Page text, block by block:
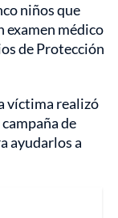
niños que
examen médico
de Protección
víctima realizó
de
ayudarlos a